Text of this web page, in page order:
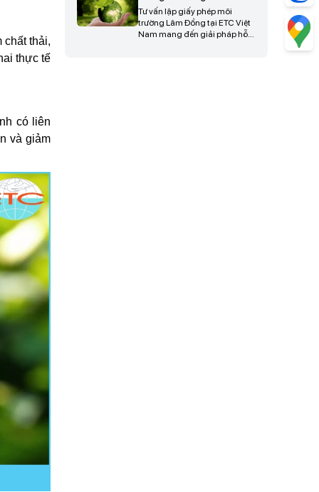
chất thải,
thực tế
có liên
và giảm
diễn ra thuận lợi, tiết kiệm thời
gian và nâng cao hiệu quả
triển khai dự án, liên hệ ngay
để được tư vấn và hỗ trợ chi
Tư vấn lập giấy phép môi
trường Lâm Đồng tại ETC Việt
Nam mang đến giải pháp hỗ